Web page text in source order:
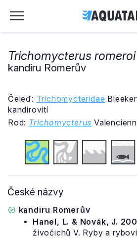
Trichomycterus romeroi
kandiru Romerův
Čeleď: Trichomycteridae
kandirovití
Rod: Trichomycterus
České názvy
kandiru Romerův
Hanel, L. & Novák, J.
živočichů V. Ryby a